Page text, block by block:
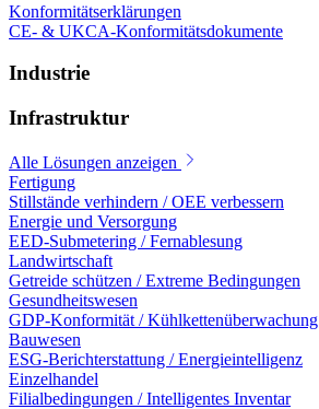
Konformitätserklärungen
CE- & UKCA-Konformitätsdokumente
Industrie
Infrastruktur
Alle Lösungen anzeigen
Fertigung
Stillstände verhindern / OEE verbessern
Energie und Versorgung
EED-Submetering / Fernablesung
Landwirtschaft
Getreide schützen / Extreme Bedingungen
Gesundheitswesen
GDP-Konformität / Kühlkettenüberwachung
Bauwesen
ESG-Berichterstattung / Energieintelligenz
Einzelhandel
Filialbedingungen / Intelligentes Inventar